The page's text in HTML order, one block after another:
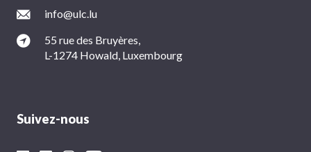
info@ulc.lu
55 rue des Bruyères,
L-1274 Howald, Luxembourg
Suivez-nous